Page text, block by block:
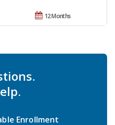
12 Months
Enrollment